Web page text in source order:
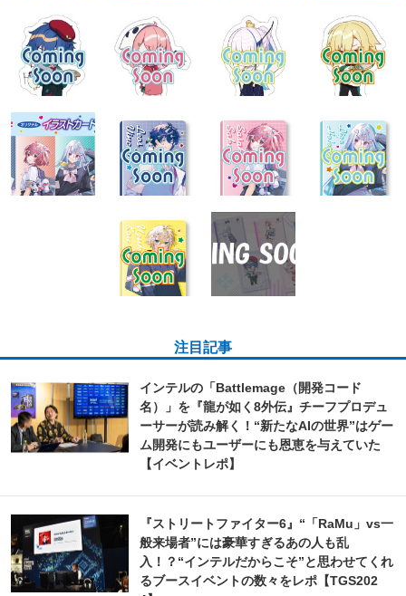
注目記事
インテルの「Battlemage（開発コード
名）」を『龍が如く8外伝』チーフプロデュ
ーサーが読み解く！“新たなAIの世界”はゲー
ム開発にもユーザーにも恩恵を与えていた
【イベントレポ】
『ストリートファイター6』“「RaMu」vs一
般来場者”には豪華すぎるあの人も乱
入！？“インテルだからこそ”と思わせてくれ
るブースイベントの数々をレポ【TGS202